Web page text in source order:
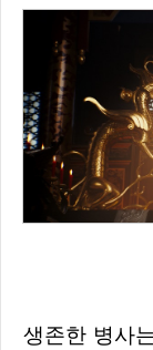
생존한 병사